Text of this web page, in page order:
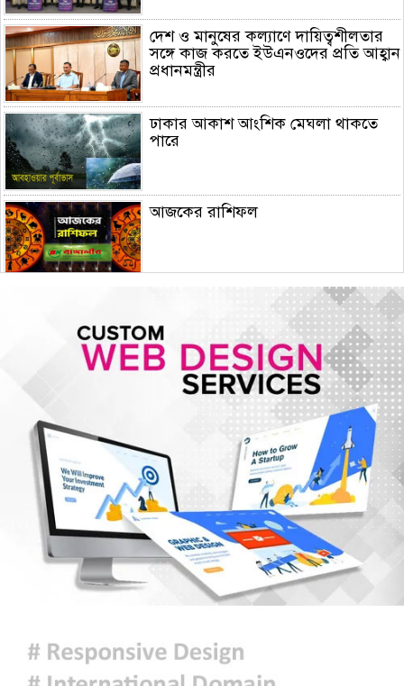
দেশ ও মানুষের কল্যাণে দায়িত্বশীলতার
সঙ্গে কাজ করতে ইউএনওদের প্রতি আহ্বান
প্রধানমন্ত্রীর
ঢাকার আকাশ আংশিক মেঘলা থাকতে
পারে
আজকের রাশিফল
চিকিৎসক সমাবেশের উদ্বোধন করলেন
বোমা হামলার আশঙ্কায় দেশজুড়ে
সতর্কতা, পুলিশ বলছে ‘গুজব’
অদ্ভুত উল্টোবিচার: ভূক্তভোগীকে টিসি
দিল স্কুল! অভিযুক্ত পেল মাফ!
জুলাই স্মৃতি জাদুঘর পরিদর্শন করলেন
এনসিপি নেতারা
সৌদি আরব, তুরস্ক ও পাকিস্তানের মক্কা
চুক্তি স্বাক্ষর, কাগুজে চুক্তি সৌদিকে